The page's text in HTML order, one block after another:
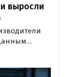
выросли
32